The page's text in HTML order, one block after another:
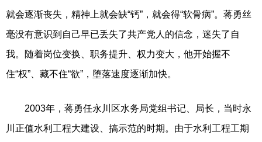
就会逐渐丧失，精神上就会缺“钙”，就会得“软骨病”。蒋勇丝
毫没有意识到自己早已丢失了共产党人的信念，迷失了自
我。随着岗位变换、职务提升、权力变大，他开始握不
住“权”、藏不住“欲”，堕落速度逐渐加快。
2003年，蒋勇任永川区水务局党组书记、局长，当时永
川正值水利工程大建设、搞示范的时期。由于水利工程工期